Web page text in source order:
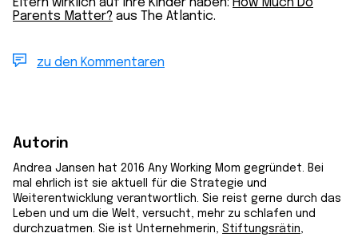
Parents Matter? aus The Atlantic.
zu den Kommentaren
Autorin
Andrea Jansen hat 2016 Any Working Mom gegründet. Bei
mal ehrlich ist sie aktuell für die Strategie und
Weiterentwicklung verantwortlich. Sie reist gerne durch das
Leben und um die Welt, versucht, mehr zu schlafen und
durchzuatmen. Sie ist Unternehmerin, Stiftungsrätin,